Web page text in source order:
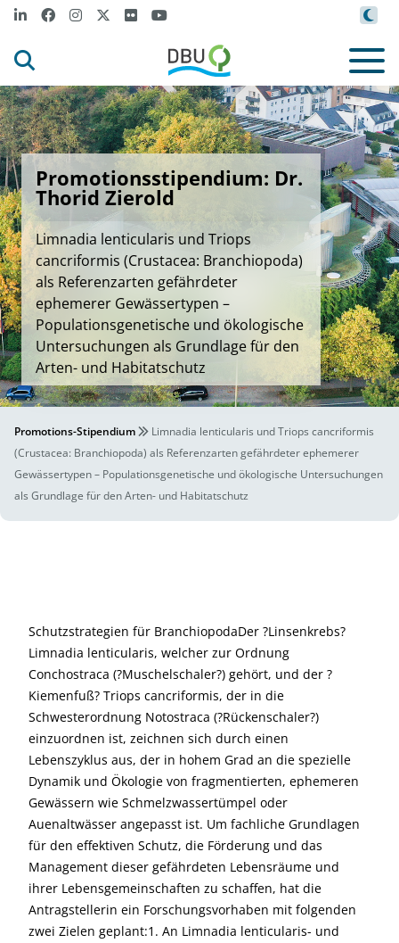
Promotionsstipendium: Dr.
Thorid Zierold
Limnadia lenticularis und Triops
cancriformis (Crustacea: Branchiopoda)
als Referenzarten gefährdeter
ephemerer Gewässertypen –
Populationsgenetische und ökologische
Untersuchungen als Grundlage für den
Arten- und Habitatschutz
Promotions-Stipendium
Limnadia lenticularis und Triops cancriformis
(Crustacea: Branchiopoda) als Referenzarten gefährdeter ephemerer
Gewässertypen – Populationsgenetische und ökologische Untersuchungen
als Grundlage für den Arten- und Habitatschutz
Schutzstrategien für BranchiopodaDer ?Linsenkrebs?
Limnadia lenticularis, welcher zur Ordnung
Conchostraca (?Muschelschaler?) gehört, und der ?
Kiemenfuß? Triops cancriformis, der in die
Schwesterordnung Notostraca (?Rückenschaler?)
einzuordnen ist, zeichnen sich durch einen
Lebenszyklus aus, der in hohem Grad an die spezielle
Dynamik und Ökologie von fragmentierten, ephemeren
Gewässern wie Schmelzwassertümpel oder
Auenaltwässer angepasst ist. Um fachliche Grundlagen
für den effektiven Schutz, die Förderung und das
Management dieser gefährdeten Lebensräume und
ihrer Lebensgemeinschaften zu schaffen, hat die
Antragstellerin ein Forschungsvorhaben mit folgenden
zwei Zielen geplant:1. An Limnadia lenticularis- und